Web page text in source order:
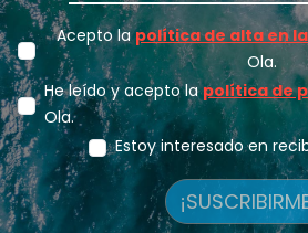
Acepto lapolítica de alta en
Ola.
He leído y acepto lapolítica de
Ola.
Estoy interesado en